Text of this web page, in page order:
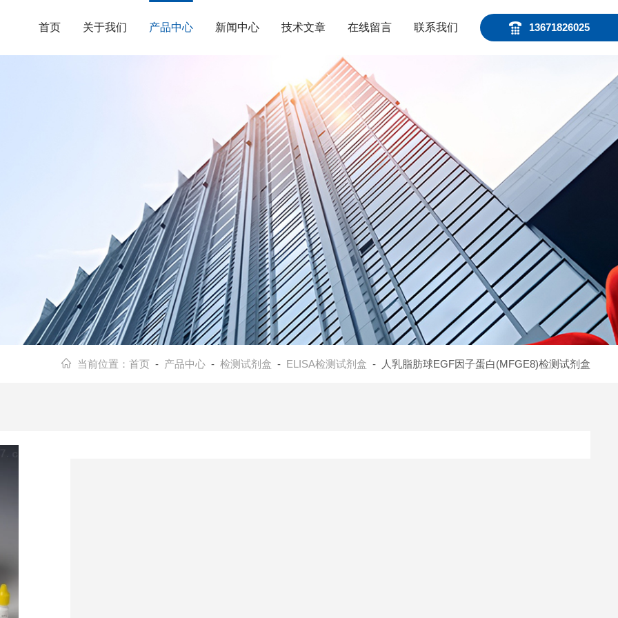
13671826025
首页 关于我们 产品中心 新闻中心 技术文章 在线留言 联系我们
当前位置： 首页 - 产品中心- 检测试剂盒 - ELISA检测试剂盒 - 人乳脂肪球EGF因子蛋白(MFGE8)检测试剂盒